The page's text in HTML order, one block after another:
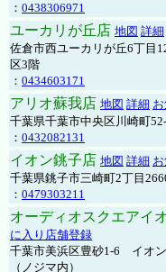
： 0438306971
ユーカリが丘店 地図 詳細
佐倉市西ユーカリが丘6丁
区3階
： 0434603171
アリオ蘇我店 地図 詳細
千葉県千葉市中央区川崎町
： 0432082131
イオン銚子店 地図 詳細
千葉県銚子市三崎町2丁目
： 0479303211
オーディオスクエアイ
に入り店舗登録
千葉市美浜区豊砂1-6 イオ
（ノジマ内）